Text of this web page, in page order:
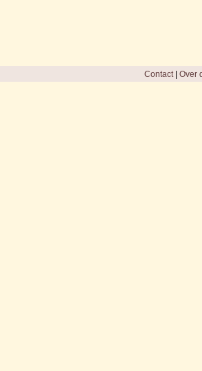
Contact| Over